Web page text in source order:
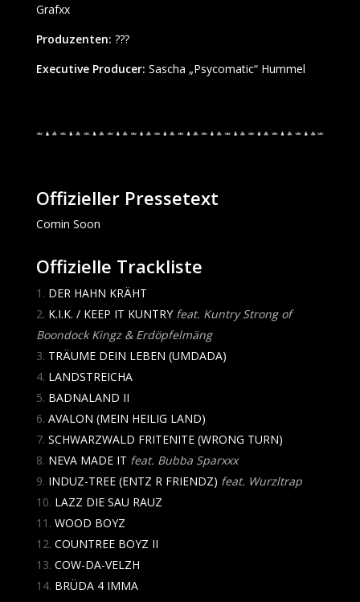
Grafxx
Produzenten: ???
Executive Producer: Sascha „Psycomatic“ Hummel
Offizieller Pressetext
Comin Soon
Offizielle Trackliste
DER HAHN KRÄHT
K.I.K. / KEEP IT KUNTRY feat. Kuntry Strong of
Boondock Kingz & Erdöpfelmäng
TRÄUME DEIN LEBEN (UMDADA)
LANDSTREICHA
BADNALAND II
AVALON (MEIN HEILIG LAND)
SCHWARZWALD FRITENITE (WRONG TURN)
NEVA MADE IT feat. Bubba Sparxxx
INDUZ-TREE (ENTZ R FRIENDZ) feat. Wurzltrap
LAZZ DIE SAU RAUZ
WOOD BOYZ
COUNTREE BOYZ II
COW-DA-VELZH
BRÜDA 4 IMMA